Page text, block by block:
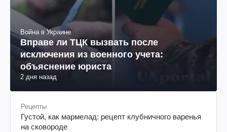
Война в Украине
Вправе ли ТЦК вызвать после
исключения из военного учета:
объяснение юриста
2 дня назад
Рецепты
Густой, как мармелад: рецепт клубничного варенья
на сковороде